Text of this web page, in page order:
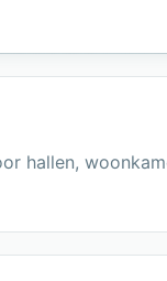
hallen,